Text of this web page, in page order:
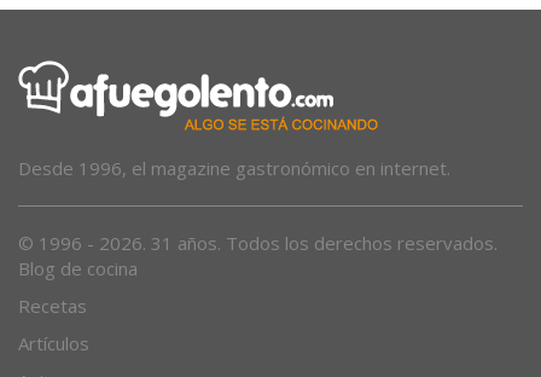
Blog de cocina
Recetas